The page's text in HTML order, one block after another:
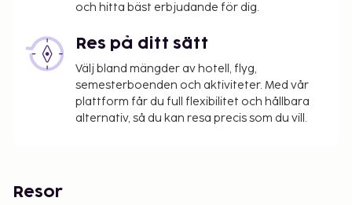
och hitta bäst erbjudande för dig.
Res på ditt sätt
Välj bland mängder av hotell, flyg,
semesterboenden och aktiviteter. Med vår
plattform får du full flexibilitet och hållbara
alternativ, så du kan resa precis som du vill.
Resor